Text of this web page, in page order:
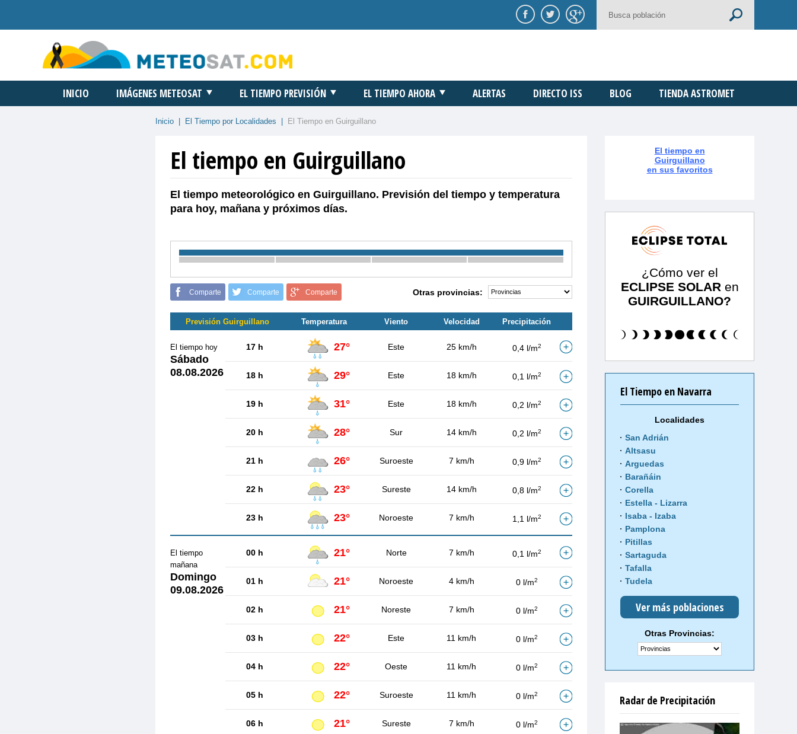
INICIO IMÁGENES METEOSAT EL TIEMPO PREVISIÓN EL TIEMPO AHORA ALERTAS DIRECTO ISS BLOG TIENDA ASTROMET
Inicio El Tiempo por Localidades El Tiempo en Guirguillano
El tiempo en Guirguillano
El tiempo meteorológico en Guirguillano. Previsión del tiempo y temperatura
para hoy, mañana y próximos días.
Comparte Comparte Comparte Otras provincias:
Previsión Guirguillano Temperatura Viento Velocidad Precipitación
El tiempo hoy
Sábado
08.08.2026
17 h 27° Este 25 km/h 0,4 l/m2
18 h 29° Este 18 km/h 0,1 l/m2
19 h 31° Este 18 km/h 0,2 l/m2
20 h 28° Sur 14 km/h 0,2 l/m2
21 h 26° Suroeste 7 km/h 0,9 l/m2
22 h 23° Sureste 14 km/h 0,8 l/m2
23 h 23° Noroeste 7 km/h 1,1 l/m2
El tiempo
mañana
Domingo
09.08.2026
00 h 21° Norte 7 km/h 0,1 l/m2
01 h 21° Noroeste 4 km/h 0 l/m2
02 h 21° Noreste 7 km/h 0 l/m2
03 h 22° Este 11 km/h 0 l/m2
04 h 22° Oeste 11 km/h 0 l/m2
05 h 22° Suroeste 11 km/h 0 l/m2
06 h 21° Sureste 7 km/h 0 l/m2
El tiempo en
Guirguillano
en sus favoritos
¿Cómo ver el
ECLIPSE SOLAR en
GUIRGUILLANO?
El Tiempo en Navarra
Localidades
San Adrián
Altsasu
Arguedas
Barañáin
Corella
Estella - Lizarra
Isaba - Izaba
Pamplona
Pitillas
Sartaguda
Tafalla
Tudela
Ver más poblaciones
Otras Provincias:
Radar de Precipitación